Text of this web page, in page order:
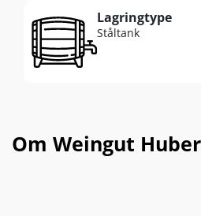
Lagringtype
Ståltank
Om Weingut Huber